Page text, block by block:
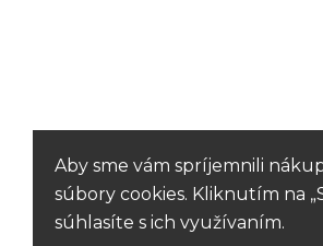
Aby sme vám spríjemnili
súbory cookies. Kliknutím na
súhlasíte s ich využívaním.